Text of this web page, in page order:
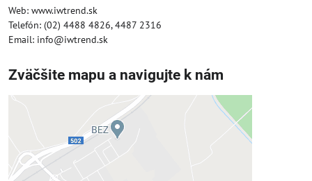
Web: www.iwtrend.sk
Telefón: (02) 4488 4826, 4487 2316
Email: info@iwtrend.sk
Zväčšite mapu a navigujte k nám
Externý obsah je blokovaný